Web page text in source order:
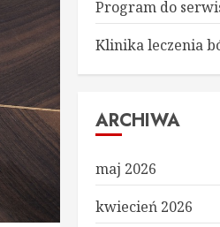
Program do
Klinika leczenia
ARCHIWA
maj 2026
kwiecień 2026